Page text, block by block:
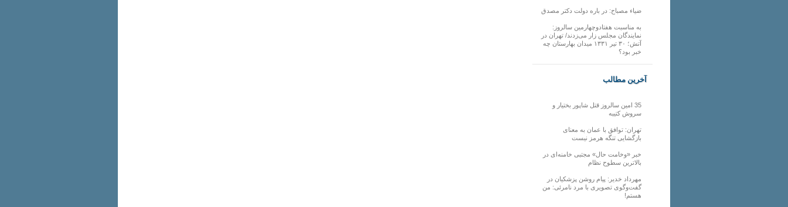
ضیاء مصباح: در باره دولت دکتر مصدق
به مناسبت هفتادوچهارمین سالروز:
نمایندگان مجلس زار می‌زدند/ تهران در
آتش؛ ۳۰ تیر ۱۳۳۱ میدان بهارستان چه
خبر بود؟
آخرین مطالب
35 امین سالروز قتل شاپور بختیار و
سروش کتیبه
تهران: توافق با عمان به معنای
بازگشایی تنگه هرمز نیست
خبر «وخامت حال» مجتبی خامنه‌ای در
بالاترین سطوح نظام
مهرداد خدیر: پیام روشن پزشکیان در
گفت‌و‌گوی تصویری با مرد نامرئی: من
هستم!